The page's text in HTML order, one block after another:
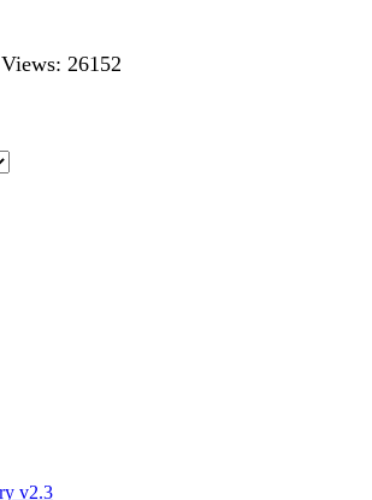
Views: 26152